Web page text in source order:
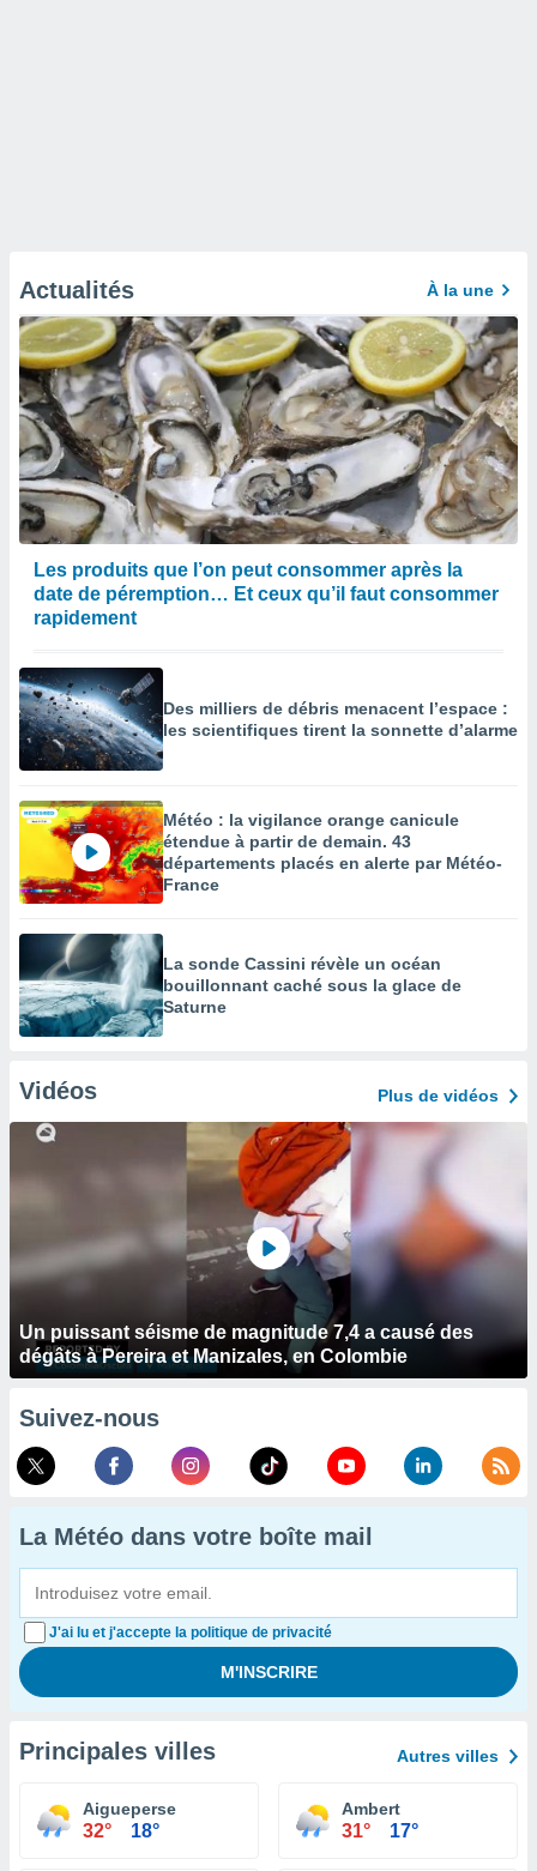
Actualités À la une
Les produits que l’on peut consommer après la
date de péremption… Et ceux qu’il faut consommer
rapidement
Des milliers de débris menacent l’espace :
les scientifiques tirent la sonnette d’alarme
Météo : la vigilance orange canicule
étendue à partir de demain. 43
départements placés en alerte par Météo-
France
La sonde Cassini révèle un océan
bouillonnant caché sous la glace de
Saturne
Vidéos Plus de vidéos
Un puissant séisme de magnitude 7,4 a causé des
dégâts à Pereira et Manizales, en Colombie
Suivez-nous
La Météo dans votre boîte mail
J'ai lu et j'accepte la politique de privacité
Principales villes Autres villes
Aigueperse
32° 18°
Ambert
31° 17°